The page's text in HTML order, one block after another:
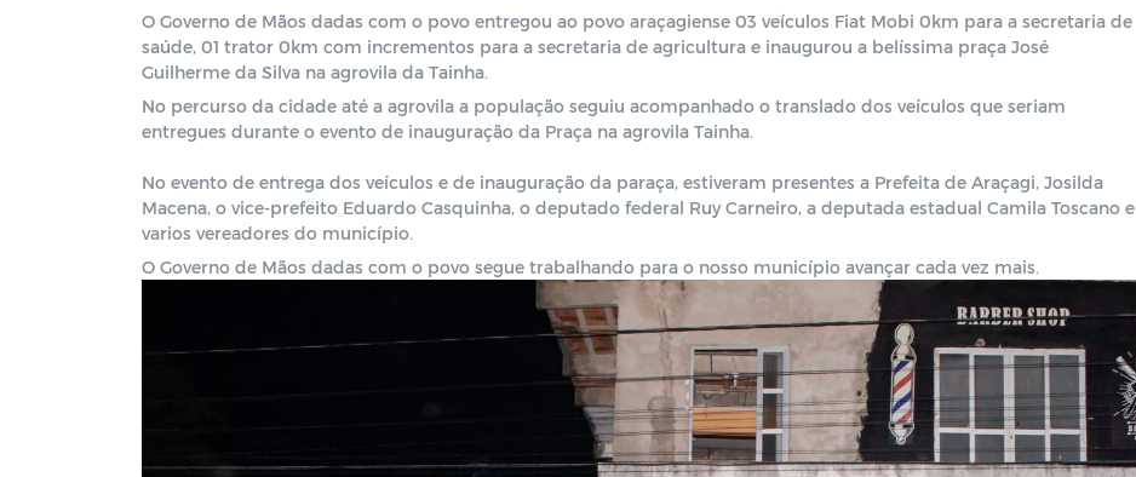
O Governo de Mãos dadas com o povo entregou ao povo araçagiense 03 veículos Fiat Mobi 0km para a secretaria de
saúde, 01 trator 0km com incrementos para a secretaria de agricultura e inaugurou a belíssima praça José
Guilherme da Silva na agrovila da Tainha.
No percurso da cidade até a agrovila a população seguiu acompanhado o translado dos veículos que seriam
entregues durante o evento de inauguração da Praça na agrovila Tainha.
No evento de entrega dos veículos e de inauguração da paraça, estiveram presentes a Prefeita de Araçagi, Josilda
Macena, o vice-prefeito Eduardo Casquinha, o deputado federal Ruy Carneiro, a deputada estadual Camila Toscano e
varios vereadores do município.
O Governo de Mãos dadas com o povo segue trabalhando para o nosso município avançar cada vez mais.